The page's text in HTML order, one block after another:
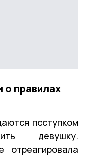
правилах
поступком
девушку.